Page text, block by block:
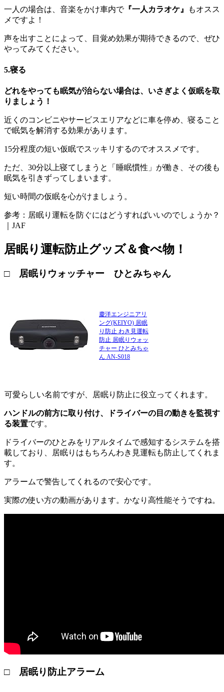
一人の場合は、音楽をかけ車内で『一人カラオケ』
もオスス
メですよ！
声を出すことによって、目覚め効果が期待できるので、ぜひ
やってみてください。
5.寝る
どれをやっても眠気が治らない場合は、いさぎよく仮眠を取
りましょう！
近くのコンビニやサービスエリアなどに車を停め、寝ること
で眠気を解消する効果があります。
15分程度の短い仮眠でスッキリするのでオススメです。
ただ、30分以上寝てしまうと「睡眠慣性」が働き、その後も
眠気を引きずってしまいます。
短い時間の仮眠を心がけましょう。
参考：居眠り運転を防ぐにはどうすればいいのでしょうか？
｜JAF
居眠り運転防止グッズ＆食べ物！
□ 居眠りウォッチャー ひとみちゃん
慶洋エンジニアリ
ング(KEIYO) 居眠
り防止 わき見運転
防止 居眠りウォッ
チャー ひとみちゃ
ん AN-S018
可愛らしい名前ですが、居眠り防止に役立ってくれます。
ハンドルの前方に取り付け、ドライバーの目の動きを監視す
る装置です。
ドライバーのひとみをリアルタイムで感知するシステムを搭
載しており、居眠りはもちろんわき見運転も防止してくれま
す。
アラームで警告してくれるので安心です。
実際の使い方の動画があります。かなり高性能そうですね。
□ 居眠り防止アラーム